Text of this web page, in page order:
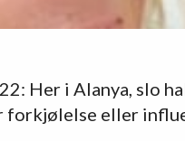
Her i Alanya, slo
eller